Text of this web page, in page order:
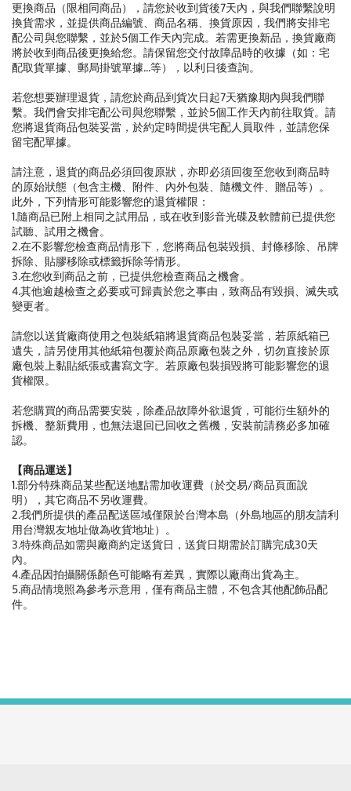
更換商品（限相同商品），請您於收到貨後7天內，與我們聯繫說明
換貨需求，並提供商品編號、商品名稱、換貨原因，我們將安排宅
配公司與您聯繫，並於5個工作天內完成。若需更換新品，換貨廠商
將於收到商品後更換給您。請保留您交付故障品時的收據（如：宅
配取貨單據、郵局掛號單據...等），以利日後查詢。
若您想要辦理退貨，請您於商品到貨次日起7天猶豫期內與我們聯
繫。我們會安排宅配公司與您聯繫，並於5個工作天內前往取貨。請
您將退貨商品包裝妥當，於約定時間提供宅配人員取件，並請您保
留宅配單據。
請注意，退貨的商品必須回復原狀，亦即必須回復至您收到商品時
的原始狀態（包含主機、附件、內外包裝、隨機文件、贈品等）。
此外，下列情形可能影響您的退貨權限：
1.隨商品已附上相同之試用品，或在收到影音光碟及軟體前已提供您
試聽、試用之機會。
2.在不影響您檢查商品情形下，您將商品包裝毀損、封條移除、吊牌
拆除、貼膠移除或標籤拆除等情形。
3.在您收到商品之前，已提供您檢查商品之機會。
4.其他逾越檢查之必要或可歸責於您之事由，致商品有毀損、滅失或
變更者。
請您以送貨廠商使用之包裝紙箱將退貨商品包裝妥當，若原紙箱已
遺失，請另使用其他紙箱包覆於商品原廠包裝之外，切勿直接於原
廠包裝上黏貼紙張或書寫文字。若原廠包裝損毀將可能影響您的退
貨權限。
若您購買的商品需要安裝，除產品故障外欲退貨，可能衍生額外的
拆機、整新費用，也無法退回已回收之舊機，安裝前請務必多加確
認。
【商品運送】
1.部分特殊商品某些配送地點需加收運費（於交易/商品頁面說
明），其它商品不另收運費。
2.我們所提供的產品配送區域僅限於台灣本島（外島地區的朋友請利
用台灣親友地址做為收貨地址）。
3.特殊商品如需與廠商約定送貨日，送貨日期需於訂購完成30天
內。
4.產品因拍攝關係顏色可能略有差異，實際以廠商出貨為主。
5.商品情境照為參考示意用，僅有商品主體，不包含其他配飾品配
件。